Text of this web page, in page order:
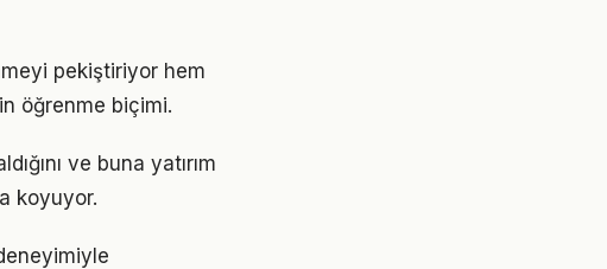
pekiştiriyor hem
öğrenme biçimi.
ve buna yatırım
koyuyor.